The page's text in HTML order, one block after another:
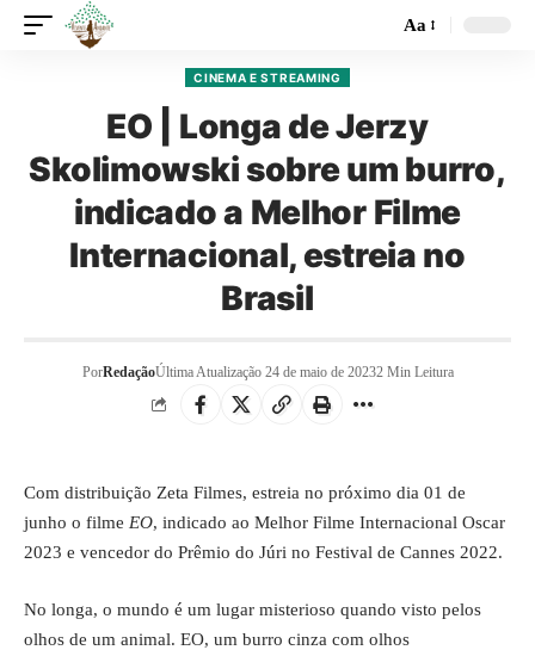
Aa
CINEMA E STREAMING
EO | Longa de Jerzy
Skolimowski sobre um burro,
indicado a Melhor Filme
Internacional, estreia no
Brasil
PorRedaçãoÚltima Atualização 24 de maio de 20232 Min Leitura
Com distribuição Zeta Filmes, estreia no próximo dia 01 de
junho o filme EO, indicado ao Melhor Filme Internacional Oscar
2023 e vencedor do Prêmio do Júri no Festival de Cannes 2022.
No longa, o mundo é um lugar misterioso quando visto pelos
olhos de um animal. EO, um burro cinza com olhos